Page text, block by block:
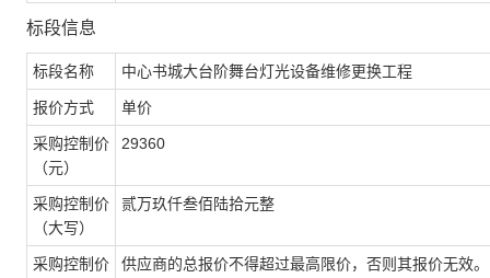
标段信息
标段名称 中心书城大台阶舞台灯光设备维修更换工程
报价方式 单价
采购控制价
（元）
29360
采购控制价
（大写）
贰万玖仟叁佰陆拾元整
采购控制价
供应商的总报价不得超过最高限价，否则其报价无效。